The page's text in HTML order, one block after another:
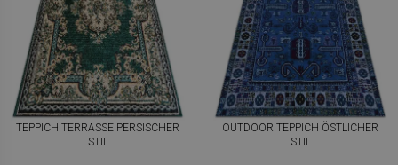
TEPPICH TERRASSE PERSISCHER
STIL
OUTDOOR TEPPICH ÖSTLICHER
STIL